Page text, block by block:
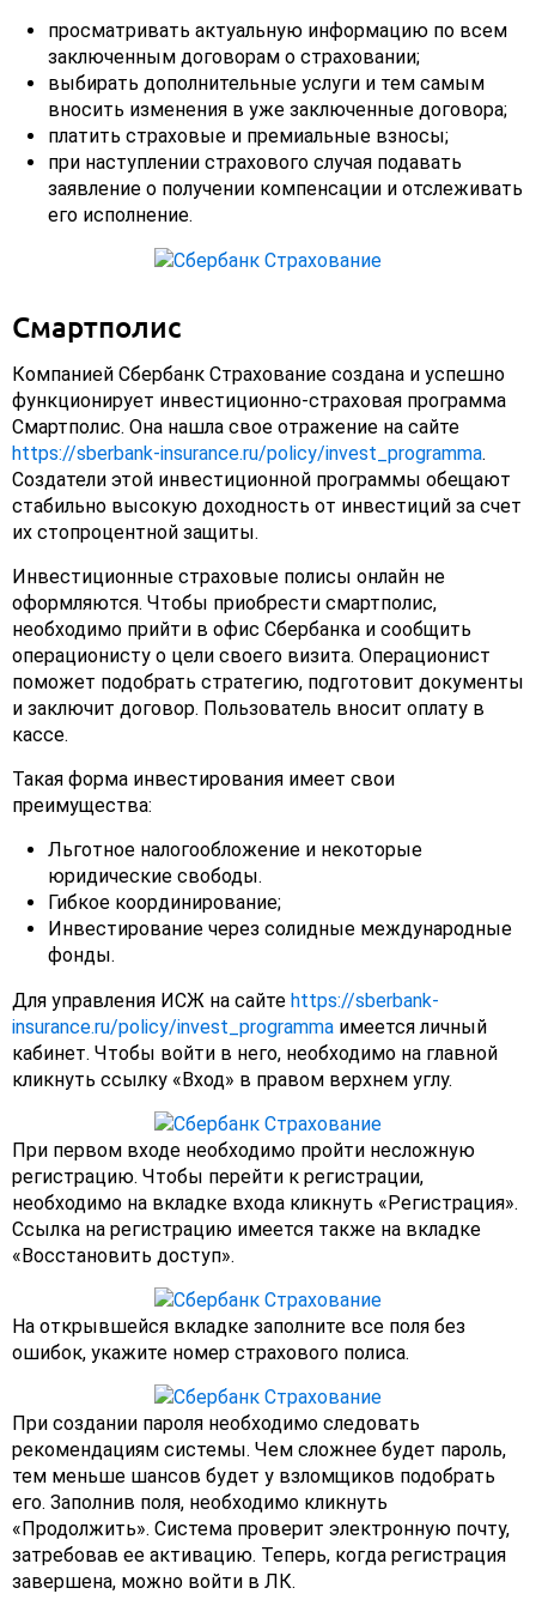
просматривать актуальную информацию по всем
заключенным договорам о страховании;
выбирать дополнительные услуги и тем самым
вносить изменения в уже заключенные договора;
платить страховые и премиальные взносы;
при наступлении страхового случая подавать
заявление о получении компенсации и отслеживать
его исполнение.
Смартполис
Компанией Сбербанк Страхование создана и успешно
функционирует инвестиционно-страховая программа
Смартполис. Она нашла свое отражение на сайте
https://sberbank-insurance.ru/policy/invest_programma.
Создатели этой инвестиционной программы обещают
стабильно высокую доходность от инвестиций за счет
их стопроцентной защиты.
Инвестиционные страховые полисы онлайн не
оформляются. Чтобы приобрести смартполис,
необходимо прийти в офис Сбербанка и сообщить
операционисту о цели своего визита. Операционист
поможет подобрать стратегию, подготовит документы
и заключит договор. Пользователь вносит оплату в
кассе.
Такая форма инвестирования имеет свои
преимущества:
Льготное налогообложение и некоторые
юридические свободы.
Гибкое координирование;
Инвестирование через солидные международные
фонды.
Для управления ИСЖ на сайте https://sberbank-
insurance.ru/policy/invest_programma имеется личный
кабинет. Чтобы войти в него, необходимо на главной
кликнуть ссылку «Вход» в правом верхнем углу.
При первом входе необходимо пройти несложную
регистрацию. Чтобы перейти к регистрации,
необходимо на вкладке входа кликнуть «Регистрация».
Ссылка на регистрацию имеется также на вкладке
«Восстановить доступ».
На открывшейся вкладке заполните все поля без
ошибок, укажите номер страхового полиса.
При создании пароля необходимо следовать
рекомендациям системы. Чем сложнее будет пароль,
тем меньше шансов будет у взломщиков подобрать
его. Заполнив поля, необходимо кликнуть
«Продолжить». Система проверит электронную почту,
затребовав ее активацию. Теперь, когда регистрация
завершена, можно войти в ЛК.